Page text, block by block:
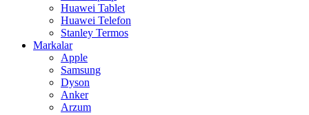
Huawei Tablet
Huawei Telefon
Stanley Termos
Markalar
Apple
Samsung
Dyson
Anker
Arzum